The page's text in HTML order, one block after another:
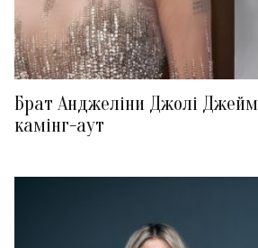
Брат Анджеліни Джолі
камінг-аут